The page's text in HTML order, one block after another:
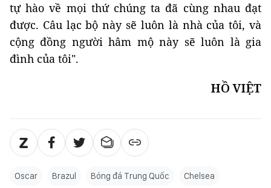
tự hào về mọi thứ chúng ta đã cùng nhau đạt
được. Câu lạc bộ này sẽ luôn là nhà của tôi, và
cộng đồng người hâm mộ này sẽ luôn là gia
đình của tôi".
HỒ VIỆT
Oscar Brazul Bóng đá Trung Quốc Chelsea